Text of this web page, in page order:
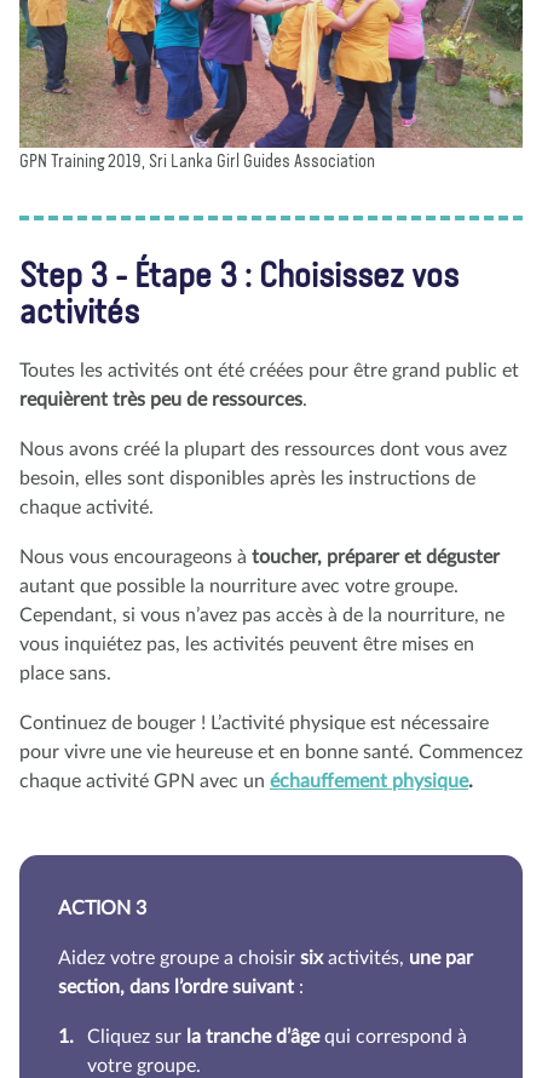
GPN Training 2019, Sri Lanka Girl Guides Association
Step 3 - Étape 3 : Choisissez vos
activités
Toutes les activités ont été créées pour être grand public et
requièrent très peu de ressources.
Nous avons créé la plupart des ressources dont vous avez
besoin, elles sont disponibles après les instructions de
chaque activité.
Nous vous encourageons à toucher, préparer et déguster
autant que possible la nourriture avec votre groupe.
Cependant, si vous n’avez pas accès à de la nourriture, ne
vous inquiétez pas, les activités peuvent être mises en
place sans.
Continuez de bouger ! L’activité physique est nécessaire
pour vivre une vie heureuse et en bonne santé. Commencez
chaque activité GPN avec un échauffement physique.
ACTION 3
Aidez votre groupe a choisir sixactivités, une par
section, dans l’ordre suivant :
Cliquez sur la tranche d’âgequi correspond à
votre groupe.